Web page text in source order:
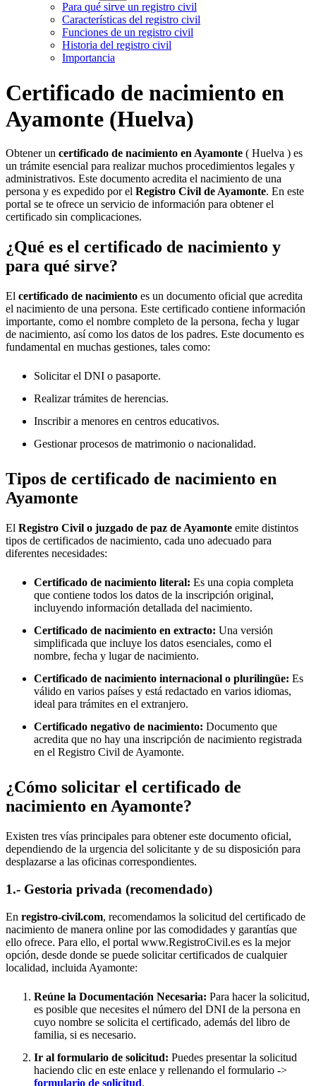
Para qué sirve un registro civil
Características del registro civil
Funciones de un registro civil
Historia del registro civil
Importancia
Certificado de nacimiento en
Ayamonte (Huelva)
Obtener un certificado de nacimiento en Ayamonte ( Huelva ) es
un trámite esencial para realizar muchos procedimientos legales y
administrativos. Este documento acredita el nacimiento de una
persona y es expedido por el Registro Civil de Ayamonte. En este
portal se te ofrece un servicio de información para obtener el
certificado sin complicaciones.
¿Qué es el certificado de nacimiento y
para qué sirve?
El certificado de nacimiento es un documento oficial que acredita
el nacimiento de una persona. Este certificado contiene información
importante, como el nombre completo de la persona, fecha y lugar
de nacimiento, así como los datos de los padres. Este documento es
fundamental en muchas gestiones, tales como:
Solicitar el DNI o pasaporte.
Realizar trámites de herencias.
Inscribir a menores en centros educativos.
Gestionar procesos de matrimonio o nacionalidad.
Tipos de certificado de nacimiento en
Ayamonte
El Registro Civil o juzgado de paz de Ayamonte emite distintos
tipos de certificados de nacimiento, cada uno adecuado para
diferentes necesidades:
Certificado de nacimiento literal: Es una copia completa
que contiene todos los datos de la inscripción original,
incluyendo información detallada del nacimiento.
Certificado de nacimiento en extracto: Una versión
simplificada que incluye los datos esenciales, como el
nombre, fecha y lugar de nacimiento.
Certificado de nacimiento internacional o plurilingüe: Es
válido en varios países y está redactado en varios idiomas,
ideal para trámites en el extranjero.
Certificado negativo de nacimiento: Documento que
acredita que no hay una inscripción de nacimiento registrada
en el Registro Civil de Ayamonte.
¿Cómo solicitar el certificado de
nacimiento enAyamonte?
Existen tres vías principales para obtener este documento oficial,
dependiendo de la urgencia del solicitante y de su disposición para
desplazarse a las oficinas correspondientes.
1.- Gestoria privada (recomendado)
En registro-civil.com, recomendamos la solicitud del certificado de
nacimiento de manera online por las comodidades y garantías que
ello ofrece. Para ello, el portal www.RegistroCivil.es es la mejor
opción, desde donde se puede solicitar certificados de cualquier
localidad, incluida Ayamonte:
Reúne la Documentación Necesaria: Para hacer la solicitud,
es posible que necesites el número del DNI de la persona en
cuyo nombre se solicita el certificado, además del libro de
familia, si es necesario.
Ir al formulario de solicitud: Puedes presentar la solicitud
haciendo clic en este enlace y rellenando el formulario ->
formulario de solicitud.